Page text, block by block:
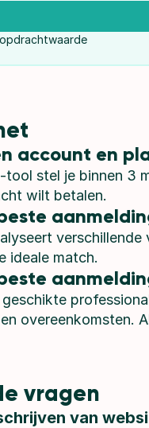
account en
tool stel je binnen 3
wilt betalen.
ideale match.
geschikte
overeenkomsten.
vragen
van